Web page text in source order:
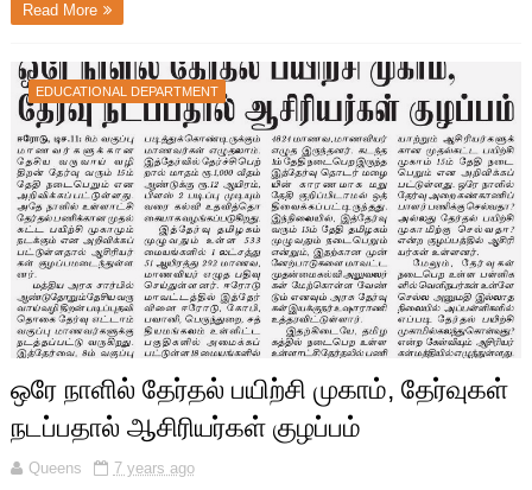
Read More
EDUCATIONAL DEPARTMENT
ஒரே நாளில் தேர்தல் பயிற்சி முகாம், தேர்வுகள்
நடப்பதால் ஆசிரியர்கள் குழப்பம்
Queens
7 years ago